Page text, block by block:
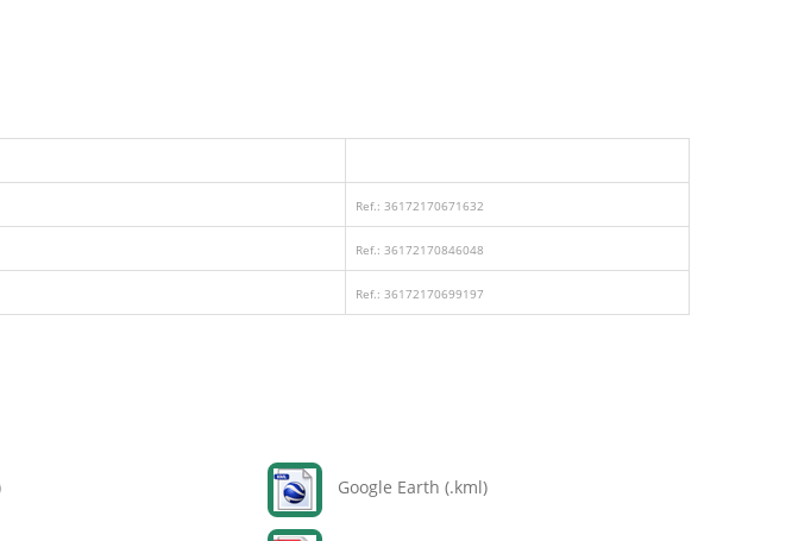
Ref.: 36172170671632
Ref.: 36172170846048
Ref.: 36172170699197
Google Earth (.kml)